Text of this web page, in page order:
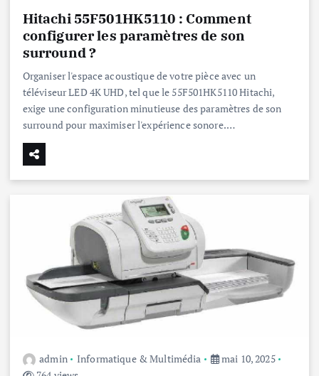
Hitachi 55F501HK5110 : Comment
configurer les paramètres de son
surround ?
Organiser l'espace acoustique de votre pièce avec un
téléviseur LED 4K UHD, tel que le 55F501HK5110 Hitachi,
exige une configuration minutieuse des paramètres de son
surround pour maximiser l'expérience sonore.…
admin Informatique & Multimédia
mai 10, 2025